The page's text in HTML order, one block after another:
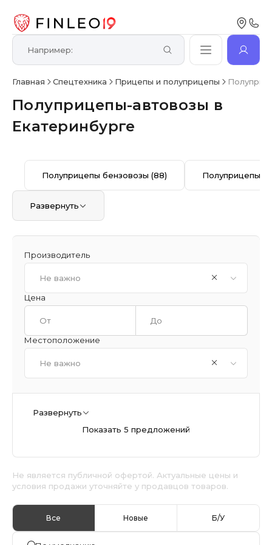
Главная Спецтехника Прицепы и полуприцепы
Полуприцепы-автовозы в
Екатеринбурге
Полуприцепы бензовозы(88) Полуприцепы
Развернуть
Производитель
Не важно
Цена
Местоположение
Не важно
Развернуть
Показать 5 предложений
Не является публичной офертой. Актуальные цены и
условия продажи уточняйте у продавцов товаров.
Все Новые Б/У